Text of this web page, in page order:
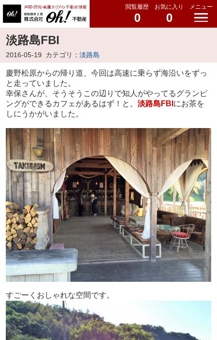
閲覧履歴
0
お気に入り
0
メニュー
淡路島FBI
2016-05-19 カテゴリ： 淡路島
慶野松原からの帰り道、今回は高速に乗らず海沿いをずっ
と走っていました。
幸保さんが、そうそうこの辺りで知人がやってるグランピ
ングができるカフェがあるはず！と。 淡路島FBI にお茶を
しにうかがいました。
すごーくおしゃれな空間です。